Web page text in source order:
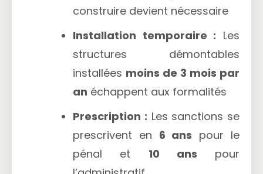
construire devient nécessaire
Installation temporaire : Les
structures démontables
installées moins de 3 mois par
an échappent aux formalités
Prescription : Les sanctions se
prescrivent en 6 ans pour le
pénal et 10 ans pour